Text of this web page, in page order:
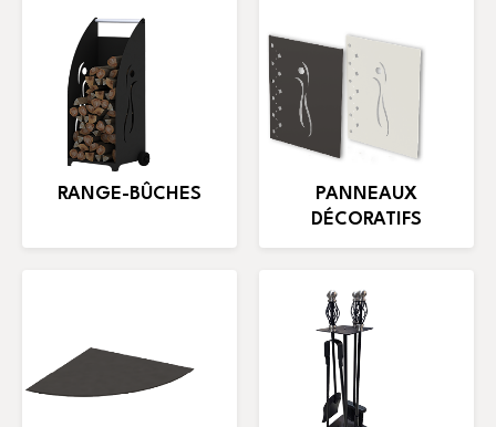
RANGE-BÛCHES
PANNEAUX
DÉCORATIFS